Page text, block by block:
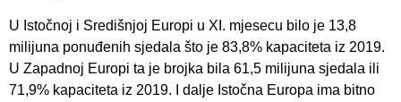
U Istočnoj i Središnjoj Europi u XI. mjesecu bilo je 13,8
milijuna ponuđenih sjedala što je 83,8% kapaciteta iz 2019.
U Zapadnoj Europi ta je brojka bila 61,5 milijuna sjedala ili
71,9% kapaciteta iz 2019. I dalje Istočna Europa ima bitno